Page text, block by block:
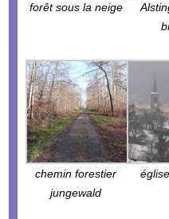
forêt sous la neige
chemin forestier
jungewald